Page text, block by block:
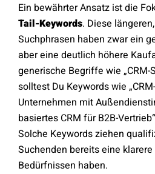
Ein bewährter Ansatz ist die
Tail-Keywords. Diese
Suchphrasen haben zwar ein
aber eine deutlich höhere
generische Begriffe wie „CRM-
solltest Du Keywords wie
Unternehmen mit
basiertes CRM für B2B-
Solche Keywords ziehen
Suchenden bereits eine
Bedürfnissen haben.